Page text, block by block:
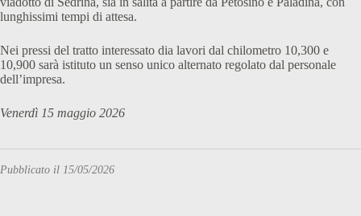
lunghissimi tempi di attesa.
Nei pressi del tratto interessato dia lavori dal chilometro 10,300 e
10,900 sarà istituto un senso unico alternato regolato dal personale
dell’impresa.
Venerdì 15 maggio 2026
Pubblicato il 15/05/2026